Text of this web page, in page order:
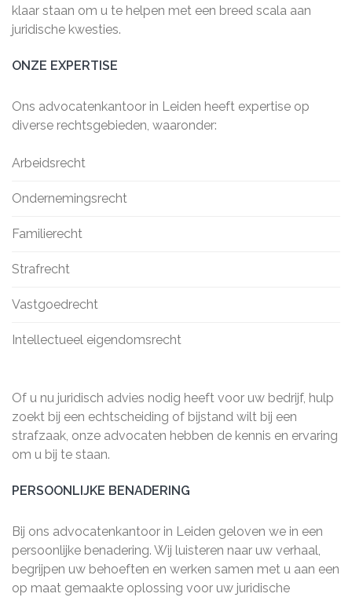
klaar staan om u te helpen met een breed scala aan
juridische kwesties.
ONZE EXPERTISE
Ons advocatenkantoor in Leiden heeft expertise op
diverse rechtsgebieden, waaronder:
Arbeidsrecht
Ondernemingsrecht
Familierecht
Strafrecht
Vastgoedrecht
Intellectueel eigendomsrecht
Of u nu juridisch advies nodig heeft voor uw bedrijf, hulp
zoekt bij een echtscheiding of bijstand wilt bij een
strafzaak, onze advocaten hebben de kennis en ervaring
om u bij te staan.
PERSOONLIJKE BENADERING
Bij ons advocatenkantoor in Leiden geloven we in een
persoonlijke benadering. Wij luisteren naar uw verhaal,
begrijpen uw behoeften en werken samen met u aan een
op maat gemaakte oplossing voor uw juridische